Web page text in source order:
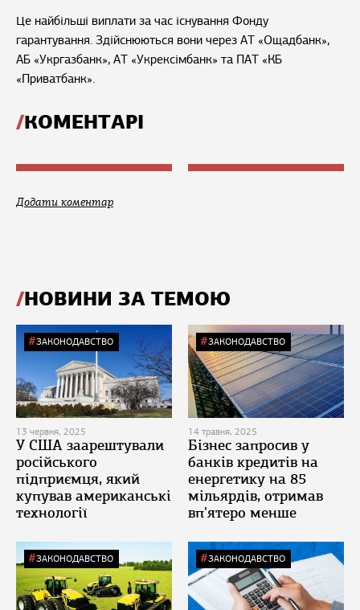
Це найбільші виплати за час існування Фонду
гарантування. Здійснюються вони через АТ «Ощадбанк»,
АБ «Укргазбанк», АТ «Укрексімбанк» та ПАТ «КБ
«Приватбанк».
КОМЕНТАРІ
Додати коментар
НОВИНИ ЗА ТЕМОЮ
ЗАКОНОДАВСТВО
13 червня, 2025
У США заарештували
російського
підприємця, який
купував американські
технології
ЗАКОНОДАВСТВО
14 травня, 2025
Бізнес запросив у
банків кредитів на
енергетику на 85
мільярдів, отримав
вп'ятеро менше
ЗАКОНОДАВСТВО ЗАКОНОДАВСТВО